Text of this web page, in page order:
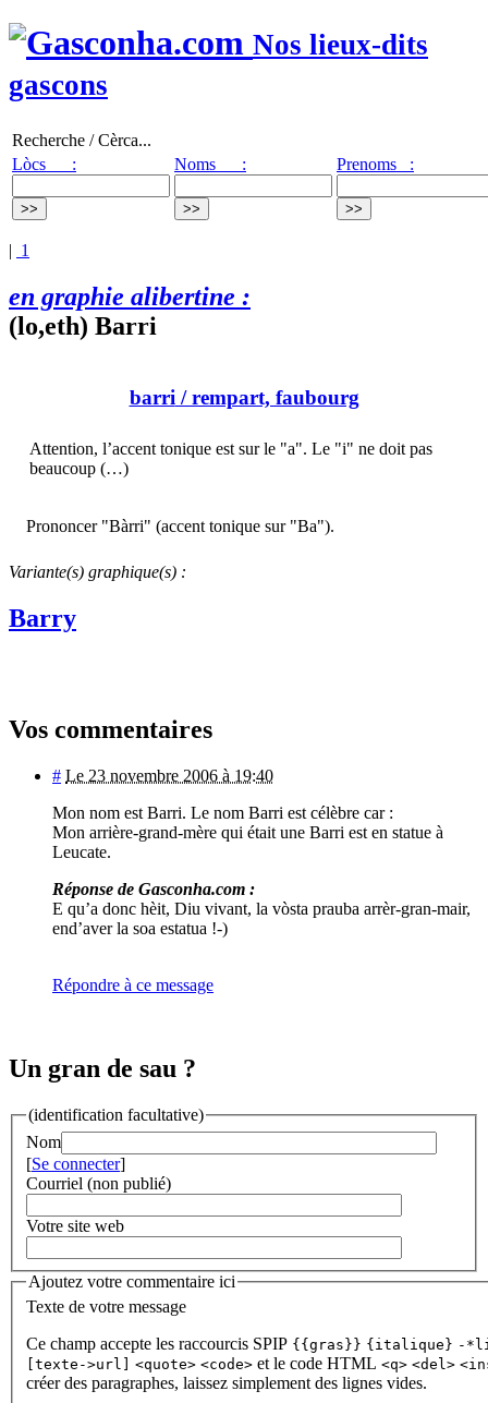
Nos lieux-dits
gascons
Recherche / Cèrca...
Lòcs :
Noms : Prenoms :
| 1
en graphie alibertine :
(lo,eth) Barri
barri/ rempart, faubourg
Attention, l’accent tonique est sur le "a". Le "i" ne doit pas
beaucoup (…)
Prononcer "Bàrri" (accent tonique sur "Ba").
Variante(s) graphique(s) :
Barry
Vos commentaires
# Le 23 novembre 2006 à 19:40
Mon nom est Barri. Le nom Barri est célèbre car :
Mon arrière-grand-mère qui était une Barri est en statue à
Leucate.
Réponse de Gasconha.com :
E qu’a donc hèit, Diu vivant, la vòsta prauba arrèr-gran-mair,
end’aver la soa estatua !-)
Répondre à ce message
Un gran de sau ?
(identification facultative)
Nom
[Se connecter]
Courriel (non publié)
Votre site web
Ajoutez votre commentaire ici
Texte de votre message
Ce champ accepte les raccourcis SPIP {{gras}} {italique} -
[texte->url]
<quote> <code> et le code HTML <q> <del>
créer des paragraphes, laissez simplement des lignes vides.